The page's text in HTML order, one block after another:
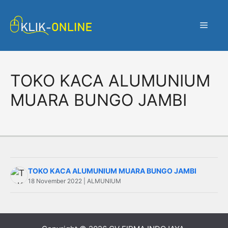
Menu
TOKO KACA ALUMUNIUM
MUARA BUNGO JAMBI
TOKO KACA ALUMUNIUM MUARA BUNGO JAMBI
18 November 2022 | ALMUNIUM